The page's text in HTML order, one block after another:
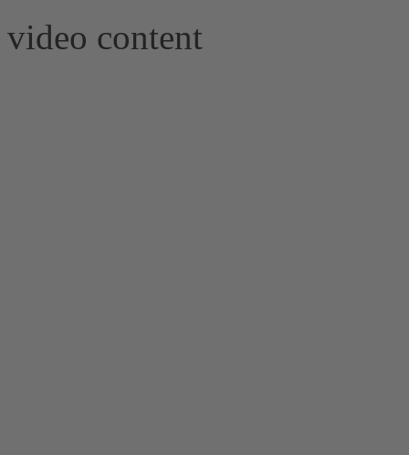
video content